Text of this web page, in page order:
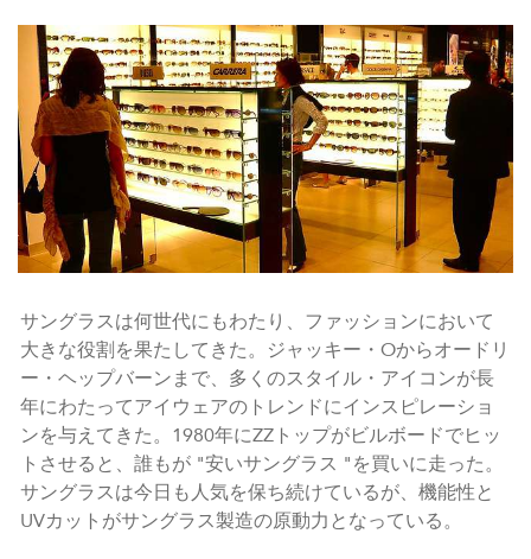
サングラスは何世代にもわたり、ファッションにおいて
大きな役割を果たしてきた。ジャッキー・Oからオードリ
ー・ヘップバーンまで、多くのスタイル・アイコンが長
年にわたってアイウェアのトレンドにインスピレーショ
ンを与えてきた。1980年にZZトップがビルボードでヒッ
トさせると、誰もが "安いサングラス "を買いに走った。
サングラスは今日も人気を保ち続けているが、機能性と
UVカットがサングラス製造の原動力となっている。